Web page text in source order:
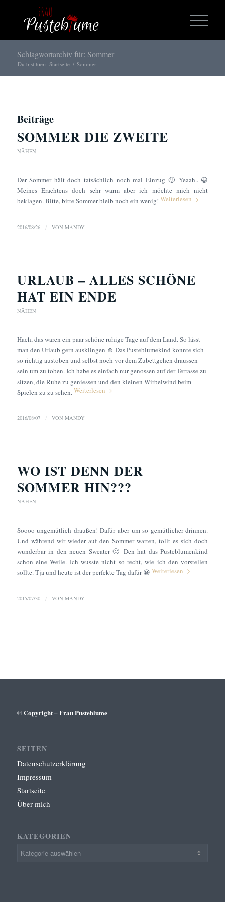
Schlagwortarchiv für: Sommer
Du bist hier: Startseite / Sommer
Beiträge
SOMMER DIE ZWEITE
NÄHEN
Der Sommer hält doch tatsächlich noch mal Einzug 🙂 Yeaah.. 😀
Meines Erachtens doch sehr warm aber ich möchte mich nicht
beklagen. Bitte, bitte Sommer bleib noch ein wenig! Weiterlesen
2016/08/26 / VON MANDY
URLAUB – ALLES SCHÖNE
HAT EIN ENDE
NÄHEN
Hach, das waren ein paar schöne ruhige Tage auf dem Land. So lässt
man den Urlaub gern ausklingen ☺ Das Pusteblumekind konnte sich
so richtig austoben und selbst noch vor dem Zubettgehen draussen
sein um zu toben. Ich habe es einfach nur genossen auf der Terrasse zu
sitzen, die Ruhe zu geniessen und den kleinen Wirbelwind beim
Spielen zu zu sehen.Weiterlesen
2016/08/07 / VON MANDY
WO IST DENN DER
SOMMER HIN???
NÄHEN
Soooo ungemütlich draußen! Dafür aber um so gemütlicher drinnen.
Und während wir wieder auf den Sommer warten, tollt es sich doch
wunderbar in den neuen Sweater 🙂 Den hat das Pusteblumenkind
schon eine Weile. Ich wusste nicht so recht, wie ich den vorstellen
sollte. Tja und heute ist der perfekte Tag dafür 😀 Weiterlesen
2015/07/30 / VON MANDY
© Copyright – Frau Pusteblume
SEITEN
Datenschutzerklärung
Impressum
Startseite
Über mich
KATEGORIEN